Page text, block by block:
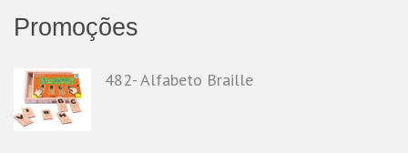
Promoções
482- Alfabeto Braille